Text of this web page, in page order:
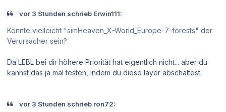
vor 3 Stunden schrieb Erwin111:
Könnte vielleicht "simHeaven_X-World_Europe-7-forests" der
Verursacher sein?
Da LEBL bei dir höhere Priorität hat eigentlich nicht... aber du
kannst das ja mal testen, indem du diese layer abschaltest.
vor 3 Stunden schrieb ron72: